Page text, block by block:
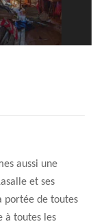
aussi une
et ses
portée de toutes
à toutes les